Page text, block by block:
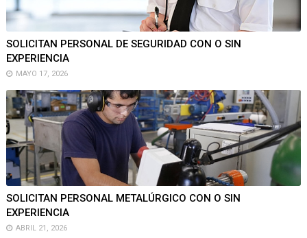
SOLICITAN PERSONAL DE SEGURIDAD CON O SIN
EXPERIENCIA
MAYO 17, 2026
SOLICITAN PERSONAL METALÚRGICO CON O SIN
EXPERIENCIA
ABRIL 21, 2026